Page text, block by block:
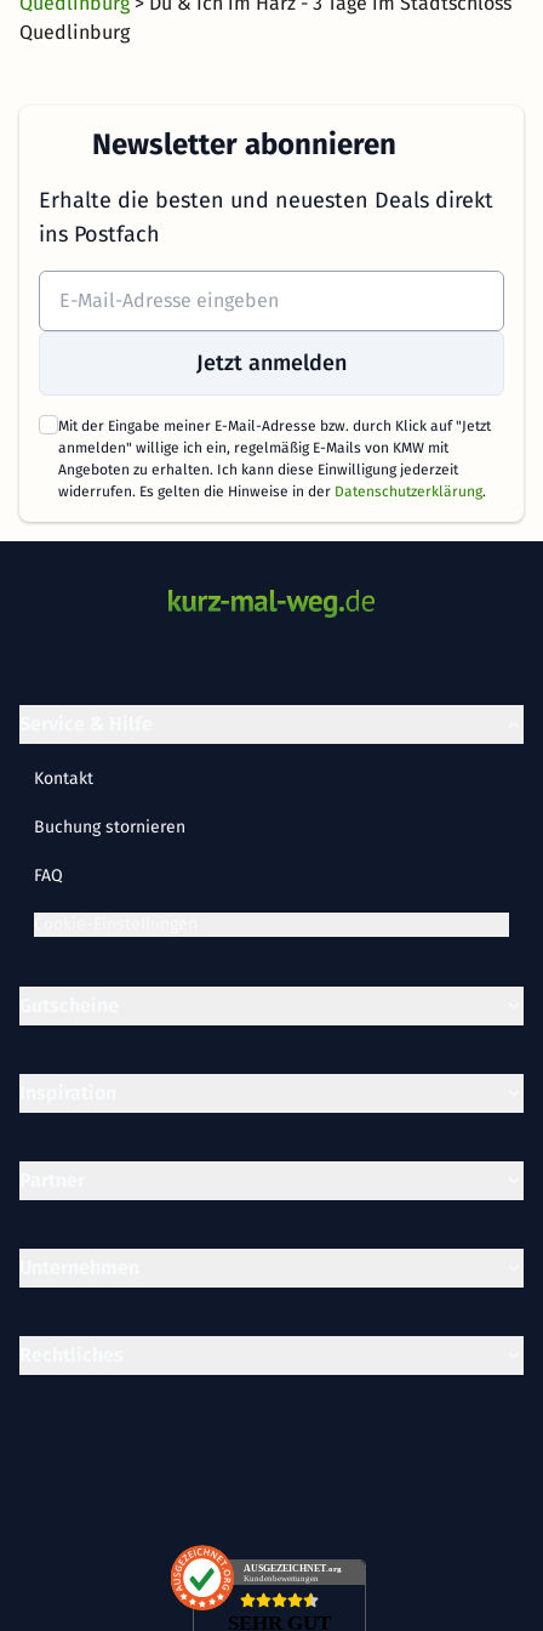
Quedlinburg
Newsletter abonnieren
Erhalte die besten und neuesten Deals direkt
ins Postfach
Jetzt anmelden
Mit der Eingabe meiner E-Mail-Adresse bzw. durch Klick auf "Jetzt
anmelden" willige ich ein, regelmäßig E-Mails von KMW mit
Angeboten zu erhalten. Ich kann diese Einwilligung jederzeit
widerrufen. Es gelten die Hinweise in der Datenschutzerklärung.
AUSGEZEICHNET .org
Kundenbewertungen
SEHR GUT
Kontakt
Buchung stornieren
FAQ